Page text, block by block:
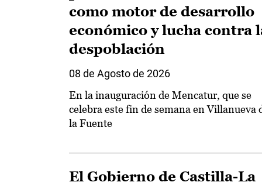
como motor de desarrollo
económico y lucha contra
despoblación
08 de Agosto de 2026
En la inauguración de Mencatur, que se
celebra este fin de semana en Villanueva
la Fuente
El Gobierno de Castilla-La